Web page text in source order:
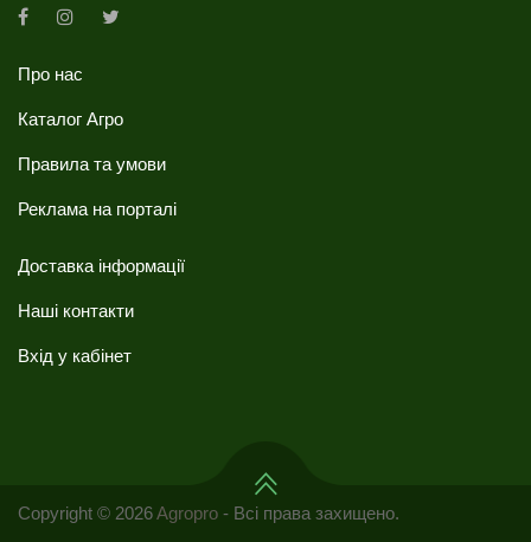
Про нас
Каталог Агро
Правила та умови
Реклама на порталі
Доставка інформації
Наші контакти
Вхід у кабінет
Copyright © 2026Agropro - Всі права захищено.